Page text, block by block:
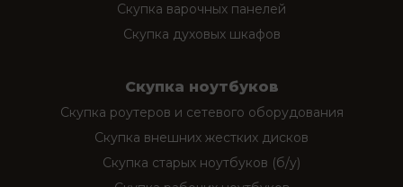
Скупка варочных панелей
Скупка духовых шкафов
Скупка ноутбуков
Скупка роутеров и сетевого оборудования
Скупка внешних жестких дисков
Скупка старых ноутбуков (б/у)